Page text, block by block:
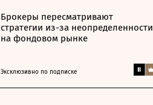
Брокеры пересматривают
стратегии из-за неопределенности
на фондовом рынке
Эксклюзивно по подписке